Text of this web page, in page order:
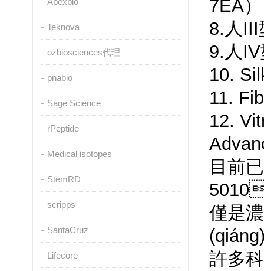
Teknova
ozbiosciences代理
pnabio
Sage Science
rPeptide
Medical isotopes
StemRD
scripps
SantaCruz
Lifecore
7EA）
8.人III
9.人
10.
11.
12.
目前
僅是
許多